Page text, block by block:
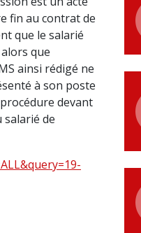
fin au contrat de
que le salarié
que
ainsi rédigé ne
à son poste
devant
de